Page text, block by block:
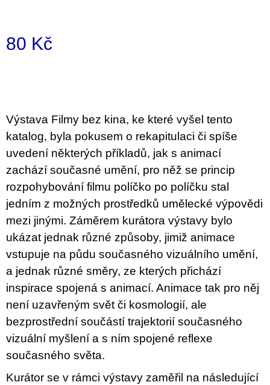
80 Kč
Výstava Filmy bez kina, ke které vyšel tento
katalog, byla pokusem o rekapitulaci či spíše
uvedení některých příkladů, jak s animací
zachází současné umění, pro něž se princip
rozpohybování filmu políčko po políčku stal
jedním z možných prostředků umělecké výpovědi
mezi jinými. Záměrem kurátora výstavy bylo
ukázat jednak různé způsoby, jimiž animace
vstupuje na půdu současného vizuálního umění,
a jednak různé směry, ze kterých přichází
inspirace spojená s animací. Animace tak pro něj
není uzavřeným svět či kosmologií, ale
bezprostřední součástí trajektorií současného
vizuální myšlení a s ním spojené reflexe
současného světa.
Kurátor se v rámci výstavy zaměřil na následující
m
e
PRO
SNESITELNĚJŠÍ
KLIMA
300
Kč
Původně:
350
Kč